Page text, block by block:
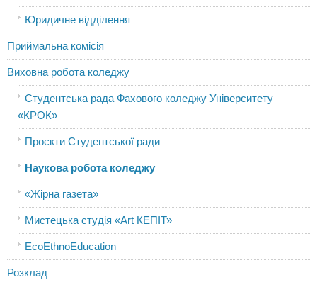
Юридичне відділення
Приймальна комісія
Виховна робота коледжу
Студентська рада Фахового коледжу Університету
«КРОК»
Проєкти Студентської ради
Наукова робота коледжу
«Жірна газета»
Мистецька студія «Art КЕПІТ»
EcoEthnoEducation
Розклад